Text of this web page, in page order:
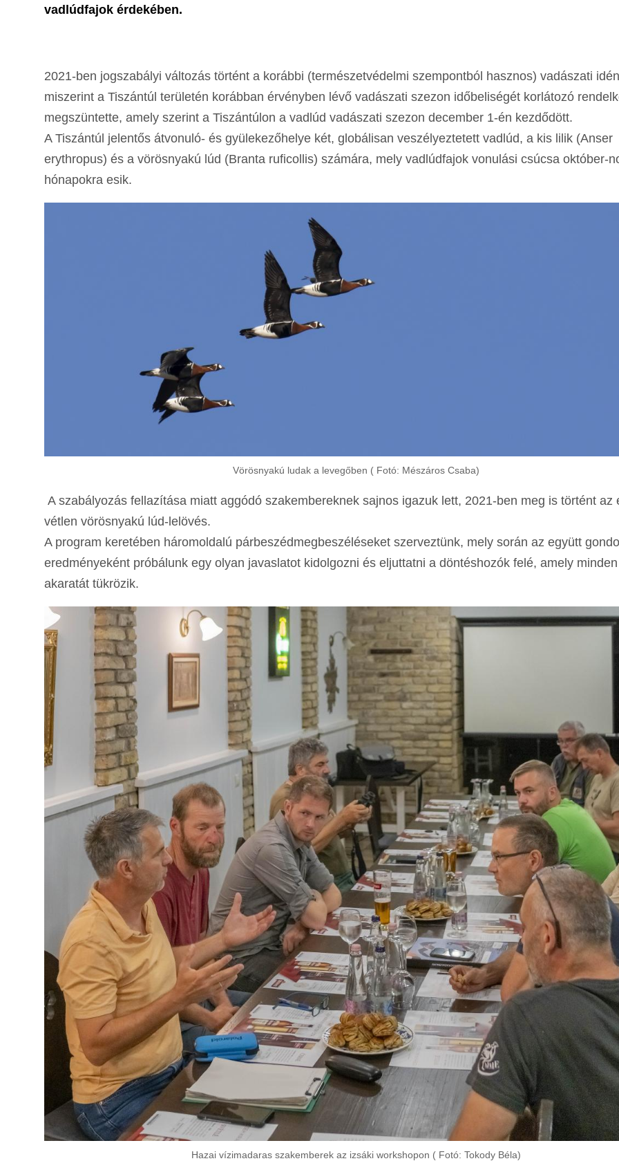
vadlúdfajok érdekében.
2021-ben jogszabályi változás történt a korábbi (természetvédelmi szempontból hasznos) vadászati
miszerint a Tiszántúl területén korábban érvényben lévő vadászati szezon időbeliségét korlátozó
megszüntette, amely szerint a Tiszántúlon a vadlúd vadászati szezon december 1-én kezdődött.
A Tiszántúl jelentős átvonuló- és gyülekezőhelye két, globálisan veszélyeztetett vadlúd, a kis lilik (Anser
erythropus) és a vörösnyakú lúd (Branta ruficollis) számára, mely vadlúdfajok vonulási csúcsa október-
hónapokra esik.
Vörösnyakú ludak a levegőben ( Fotó: Mészáros Csaba)
A szabályozás fellazítása miatt aggódó szakembereknek sajnos igazuk lett, 2021-ben meg is történt az
vétlen vörösnyakú lúd-lelövés.
A program keretében háromoldalú párbeszédmegbeszéléseket szerveztünk, mely során az együtt
eredményeként próbálunk egy olyan javaslatot kidolgozni és eljuttatni a döntéshozók felé, amely
akaratát tükrözik.
Hazai vízimadaras szakemberek az izsáki workshopon ( Fotó: Tokody Béla)